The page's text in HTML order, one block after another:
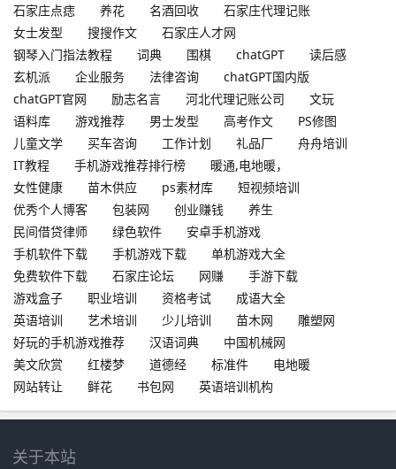
石家庄点痣
养花 名酒回收
石家庄代理记账
女士发型
搜搜作文
石家庄人才网
钢琴入门指法教程
词典 围棋 chatGPT
读后感
玄机派
企业服务 法律咨询
chatGPT国内版
chatGPT官网
励志名言 河北代理记账公司
文玩
语料库
游戏推荐 男士发型 高考作文
PS修图
儿童文学
买车咨询 工作计划 礼品厂
舟舟培训
IT教程
手机游戏推荐排行榜
暖通,电地暖，
女性健康
苗木供应 ps素材库
短视频培训
优秀个人博客
包装网 创业赚钱
养生
民间借贷律师
绿色软件
安卓手机游戏
手机软件下载
手机游戏下载
单机游戏大全
免费软件下载
石家庄论坛 网赚
手游下载
游戏盒子
职业培训 资格考试
成语大全
英语培训
艺术培训 少儿培训 苗木网
雕塑网
好玩的手机游戏推荐
汉语词典
中国机械网
美文欣赏
红楼梦 道德经 标准件
电地暖
网站转让
鲜花 书包网 英语培训机构
关于本站